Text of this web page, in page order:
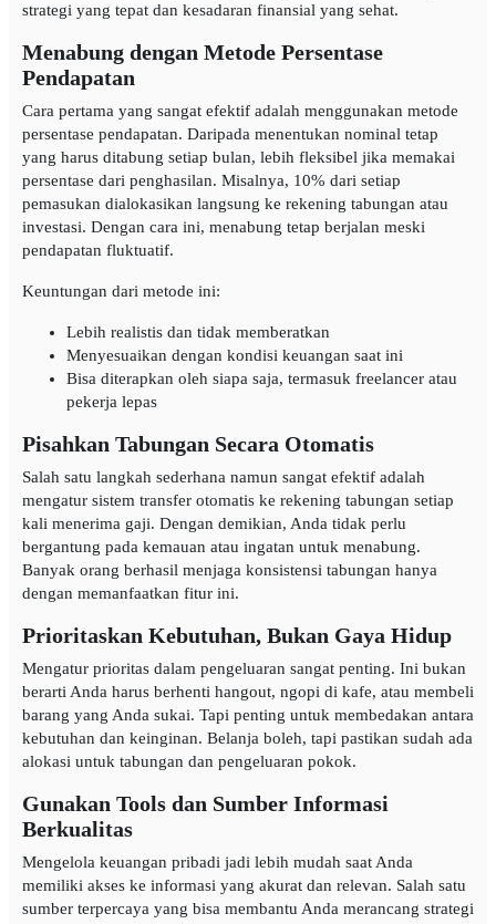
strategi yang tepat dan kesadaran finansial yang sehat.
Menabung dengan Metode Persentase
Pendapatan
Cara pertama yang sangat efektif adalah menggunakan metode
persentase pendapatan. Daripada menentukan nominal tetap
yang harus ditabung setiap bulan, lebih fleksibel jika memakai
persentase dari penghasilan. Misalnya, 10% dari setiap
pemasukan dialokasikan langsung ke rekening tabungan atau
investasi. Dengan cara ini, menabung tetap berjalan meski
pendapatan fluktuatif.
Keuntungan dari metode ini:
Lebih realistis dan tidak memberatkan
Menyesuaikan dengan kondisi keuangan saat ini
Bisa diterapkan oleh siapa saja, termasuk freelancer atau
pekerja lepas
Pisahkan Tabungan Secara Otomatis
Salah satu langkah sederhana namun sangat efektif adalah
mengatur sistem transfer otomatis ke rekening tabungan setiap
kali menerima gaji. Dengan demikian, Anda tidak perlu
bergantung pada kemauan atau ingatan untuk menabung.
Banyak orang berhasil menjaga konsistensi tabungan hanya
dengan memanfaatkan fitur ini.
Prioritaskan Kebutuhan, Bukan Gaya Hidup
Mengatur prioritas dalam pengeluaran sangat penting. Ini bukan
berarti Anda harus berhenti hangout, ngopi di kafe, atau membeli
barang yang Anda sukai. Tapi penting untuk membedakan antara
kebutuhan dan keinginan. Belanja boleh, tapi pastikan sudah ada
alokasi untuk tabungan dan pengeluaran pokok.
Gunakan Tools dan Sumber Informasi
Berkualitas
Mengelola keuangan pribadi jadi lebih mudah saat Anda
memiliki akses ke informasi yang akurat dan relevan. Salah satu
sumber terpercaya yang bisa membantu Anda merancang strategi